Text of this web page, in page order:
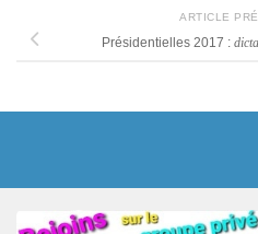
ARTICLE
Présidentielles 2017 :